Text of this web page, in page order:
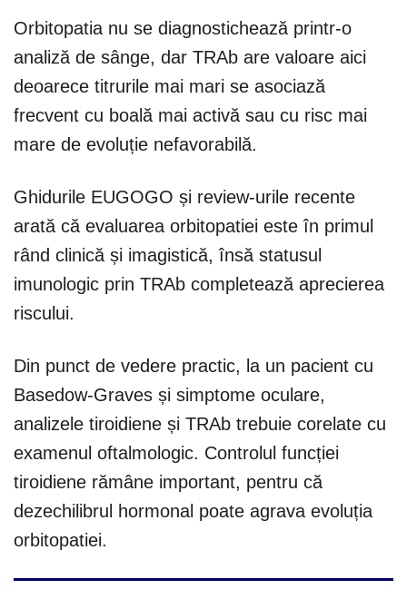
Orbitopatia nu se diagnostichează printr-o
analiză de sânge, dar TRAb are valoare aici
deoarece titrurile mai mari se asociază
frecvent cu boală mai activă sau cu risc mai
mare de evoluție nefavorabilă.
Ghidurile EUGOGO și review-urile recente
arată că evaluarea orbitopatiei este în primul
rând clinică și imagistică, însă statusul
imunologic prin TRAb completează aprecierea
riscului.
Din punct de vedere practic, la un pacient cu
Basedow-Graves și simptome oculare,
analizele tiroidiene și TRAb trebuie corelate cu
examenul oftalmologic. Controlul funcției
tiroidiene rămâne important, pentru că
dezechilibrul hormonal poate agrava evoluția
orbitopatiei.